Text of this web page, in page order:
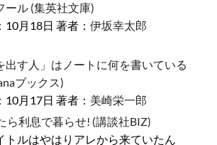
ール (集英社文庫)
10月18日 著者： 伊坂幸太郎
出す人」はノートに何を書いている
ブックス)
10月17日 著者： 美崎栄一郎
ら利息で暮らせ! (講談社BIZ)
トルはやはりアレから来ていたん